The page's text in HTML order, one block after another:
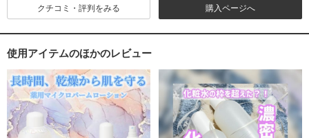
購入ページへ
クチコミ・評判をみる
使用アイテムのほかのレビュー